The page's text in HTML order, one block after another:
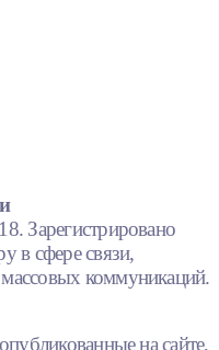
Зарегистрировано
в сфере связи,
коммуникаций.
на сайте,